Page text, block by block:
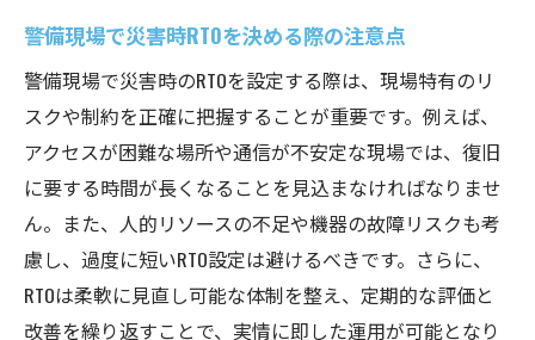
警備現場で災害時RTOを決める際の注意点
警備現場で災害時のRTOを設定する際は、現場特有のリ
スクや制約を正確に把握することが重要です。例えば、
アクセスが困難な場所や通信が不安定な現場では、復旧
に要する時間が長くなることを見込まなければなりませ
ん。また、人的リソースの不足や機器の故障リスクも考
慮し、過度に短いRTO設定は避けるべきです。さらに、
RTOは柔軟に見直し可能な体制を整え、定期的な評価と
改善を繰り返すことで、実情に即した運用が可能となり